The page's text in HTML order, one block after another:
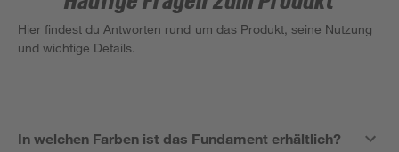
Hier findest du Antworten rund um das Produkt, seine Nutzung
und wichtige Details.
In welchen Farben ist das Fundament erhältlich?